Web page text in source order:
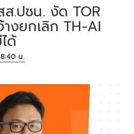
.ปชน. งัด TOR
งยกเลิก TH-AI
ด้
น.